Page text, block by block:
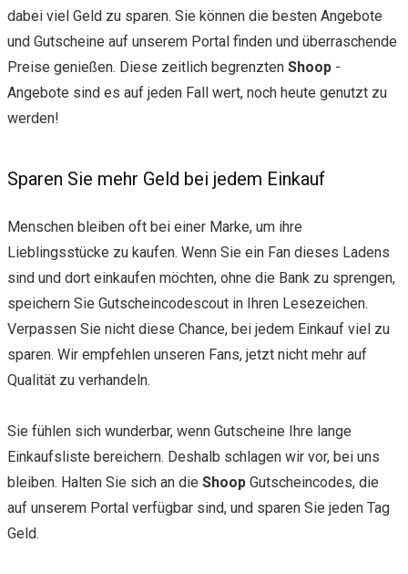
dabei viel Geld zu sparen. Sie können die besten Angebote
und Gutscheine auf unserem Portal finden und überraschende
Preise genießen. Diese zeitlich begrenzten Shoop -
Angebote sind es auf jeden Fall wert, noch heute genutzt zu
werden!
Sparen Sie mehr Geld bei jedem Einkauf
Menschen bleiben oft bei einer Marke, um ihre
Lieblingsstücke zu kaufen. Wenn Sie ein Fan dieses Ladens
sind und dort einkaufen möchten, ohne die Bank zu sprengen,
speichern Sie Gutscheincodescout in Ihren Lesezeichen.
Verpassen Sie nicht diese Chance, bei jedem Einkauf viel zu
sparen. Wir empfehlen unseren Fans, jetzt nicht mehr auf
Qualität zu verhandeln.
Sie fühlen sich wunderbar, wenn Gutscheine Ihre lange
Einkaufsliste bereichern. Deshalb schlagen wir vor, bei uns
bleiben. Halten Sie sich an die Shoop Gutscheincodes, die
auf unserem Portal verfügbar sind, und sparen Sie jeden Tag
Geld.